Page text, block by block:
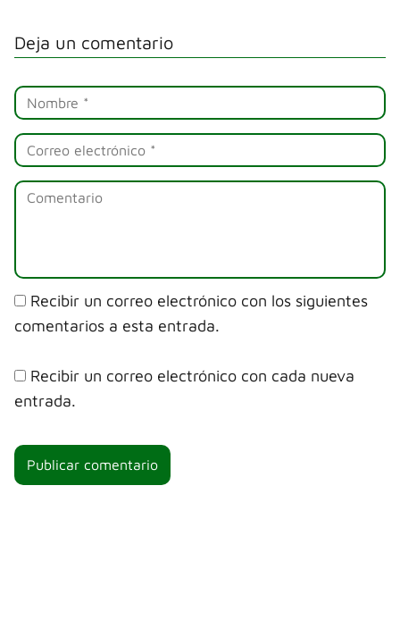
Deja un comentario
Recibir un correo electrónico con los siguientes
comentarios a esta entrada.
Recibir un correo electrónico con cada nueva
entrada.